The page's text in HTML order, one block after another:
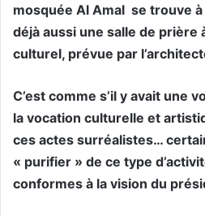
mosquée Al Amal se trouve
déjà aussi une salle de prière
culturel, prévue par
C’est comme s’il y avait une
la vocation culturelle et
ces actes surréalistes…
« purifier » de ce type
conformes à la vision du